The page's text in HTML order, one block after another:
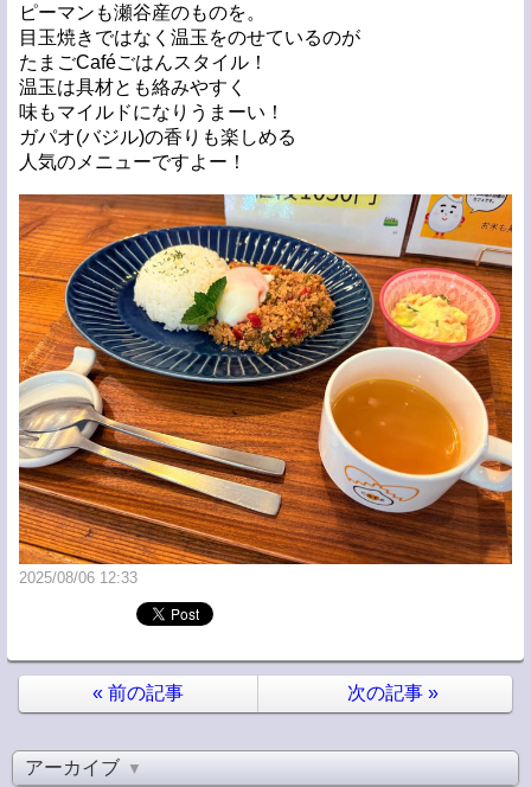
ピーマンも瀬谷産のものを。
目玉焼きではなく温玉をのせているのが
たまごCaféごはんスタイル！
温玉は具材とも絡みやすく
味もマイルドになりうまーい！
ガパオ(バジル)の香りも楽しめる
人気のメニューですよー！
2025/08/06 12:33
« 前の記事 次の記事 »
アーカイブ ▼